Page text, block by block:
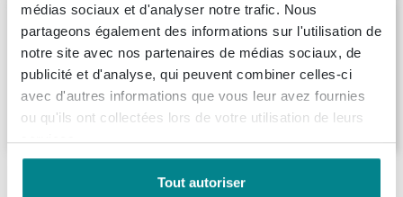
médias sociaux et d'analyser notre trafic. Nous
partageons également des informations sur l'utilisation de
notre site avec nos partenaires de médias sociaux, de
publicité et d'analyse, qui peuvent combiner celles-ci
avec d'autres informations que vous leur avez fournies
ou qu'ils ont collectées lors de votre utilisation de leurs
services.
Tout autoriser
Saniclass Tops Plan de travail -
80x1.5x46cm - Chêne
Livraison: 1 - 2 semaines
169,99